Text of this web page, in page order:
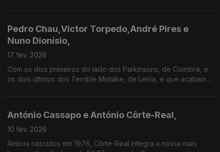
Pedro Chau,Victor Torpedo,André Pires e
Nuno Dionísio,
17 fev. 2026
Com os dois primeiros do lado dos Parkinsons, de Coimbra, e
os dois últimos dos Terrible Mistake, de Leiria, e que acabam
António Cassapo e António Côrte-Real,
10 fev. 2026
Ambos nascidos em 1976, Côrte-Real integra a nossa mais